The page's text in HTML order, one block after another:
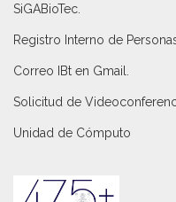
SiGABioTec.
Registro Interno de
Correo IBt en Gmail.
Solicitud de
Unidad de Cómputo